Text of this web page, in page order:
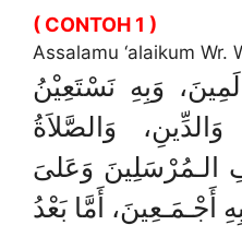
( CONTOH 1 )
Assalamu ‘alaikum Wr.
وَبِهِ نَسْتَعِيْنُ
وَالصَّلاَةُ
الـمُرْسَلِينَ وَعَلىَ
أَجْـمَـعِينَ، أَمَّا بَعْدُ